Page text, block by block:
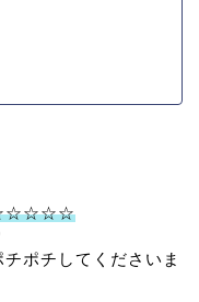
ポチしてくださいま